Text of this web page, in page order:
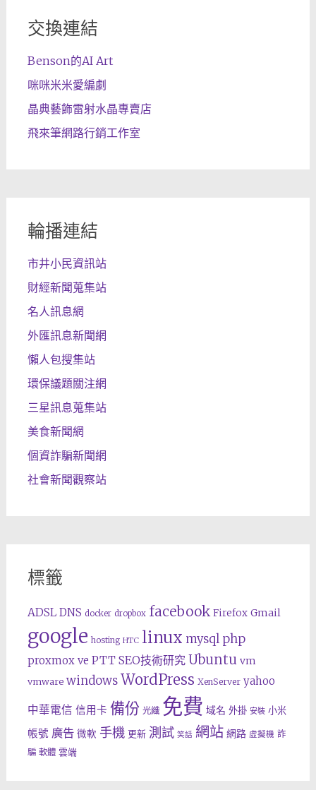
交換連結
Benson的AI Art
咪咪米米愛編劇
晶典藝飾雷射水晶專賣店
飛來筆網路行銷工作室
輪播連結
市井小民資訊站
財經新聞蒐集站
名人訊息網
外匯訊息新聞網
懶人包搜集站
環保議題關注網
三星訊息蒐集站
美食新聞網
個資詐騙新聞網
社會新聞觀察站
標籤
ADSL DNS docker dropbox facebook Firefox Gmail
google hosting HTC linux mysql php
proxmox ve PTT SEO技術研究 Ubuntu vm
vmware windows WordPress XenServer yahoo
中華電信 信用卡 備份 光纖 免費 域名 外掛 安裝 小米
帳號 廣告 微軟 手機 更新 測試 笑話 網站 網路 虛擬機 詐
騙 軟體 雲端